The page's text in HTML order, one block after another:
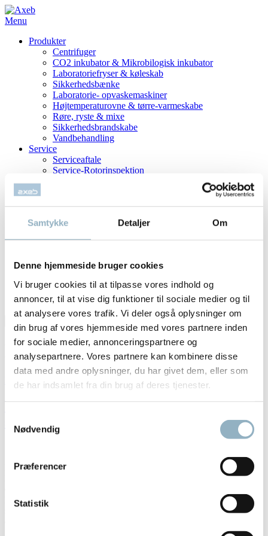
Samtykke Detaljer Om
Denne hjemmeside bruger cookies
Vi bruger cookies til at tilpasse vores indhold og
annoncer, til at vise dig funktioner til sociale medier og til
at analysere vores trafik. Vi deler også oplysninger om
din brug af vores hjemmeside med vores partnere inden
for sociale medier, annonceringspartnere og
analysepartnere. Vores partnere kan kombinere disse
data med andre oplysninger, du har givet dem, eller som
de har indsamlet fra din brug af deres tjenester.
Nødvendig
Præferencer
Statistik
Menu
Produkter
Centrifuger
CO2 inkubator & Mikrobilogisk inkubator
Laboratoriefryser & køleskab
Sikkerhedsbænke
Laboratorie- opvaskemaskiner
Højtemperaturovne & tørre-varmeskabe
Røre, ryste & mixe
Sikkerhedsbrandskabe
Vandbehandling
Service
Serviceaftale
Service-Rotorinspektion
Om Rotorer
Vedligehold af udstyr
Om Axeb
Kontakt
Søg
efter
Kategori:Renrumsstole
Hjem
Verdens bedste lab-stol, god ergonomisk
støtte i alle arbejdsstillinger.
Labster er den første stol, der er udviklet udelukkende til brug i
laboratoriseverdenen. Axeb tøver ikke med at udnævne den til en af
Laboratorisemedarbejdere bruger meget tid i deres stol. Samtidig
stiller de helt særlige krav til den: Ud over komfort, ergonomi og